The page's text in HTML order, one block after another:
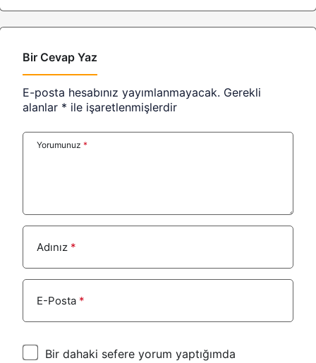
Bir Cevap Yaz
E-posta hesabınız yayımlanmayacak. Gerekli
alanlar * ile işaretlenmişlerdir
Yorumunuz *
Adınız *
E-Posta *
Bir dahaki sefere yorum yaptığımda